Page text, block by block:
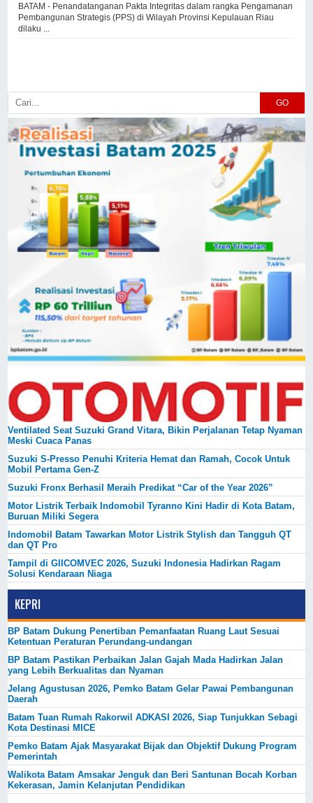
BATAM - Penandatanganan Pakta Integritas dalam rangka Pengamanan
Pembangunan Strategis (PPS) di Wilayah Provinsi Kepulauan Riau
dilaku ...
GO
Ventilated Seat Suzuki Grand Vitara, Bikin Perjalanan Tetap Nyaman
Meski Cuaca Panas
Suzuki S-Presso Penuhi Kriteria Hemat dan Ramah, Cocok Untuk
Mobil Pertama Gen-Z
Suzuki Fronx Berhasil Meraih Predikat “Car of the Year 2026”
Motor Listrik Terbaik Indomobil Tyranno Kini Hadir di Kota Batam,
Buruan Miliki Segera
Indomobil Batam Tawarkan Motor Listrik Stylish dan Tangguh QT
dan QT Pro
Tampil di GIICOMVEC 2026, Suzuki Indonesia Hadirkan Ragam
Solusi Kendaraan Niaga
KEPRI
BP Batam Dukung Penertiban Pemanfaatan Ruang Laut Sesuai
Ketentuan Peraturan Perundang-undangan
BP Batam Pastikan Perbaikan Jalan Gajah Mada Hadirkan Jalan
yang Lebih Berkualitas dan Nyaman
Jelang Agustusan 2026, Pemko Batam Gelar Pawai Pembangunan
Daerah
Batam Tuan Rumah Rakorwil ADKASI 2026, Siap Tunjukkan Sebagi
Kota Destinasi MICE
Pemko Batam Ajak Masyarakat Bijak dan Objektif Dukung Program
Pemerintah
Walikota Batam Amsakar Jenguk dan Beri Santunan Bocah Korban
Kekerasan, Jamin Kelanjutan Pendidikan